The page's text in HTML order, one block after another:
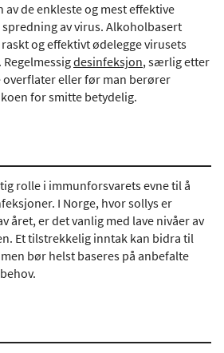
av de enkleste og mest effektive
av virus. Alkoholbasert
og effektivt ødelegge virusets
desinfeksjon, særlig etter
eller før man berører
for smitte betydelig.
rolle i immunforsvarets evne til å
I Norge, hvor sollys er
året, er det vanlig med lave nivåer av
Et tilstrekkelig inntak kan bidra til
bør helst baseres på anbefalte